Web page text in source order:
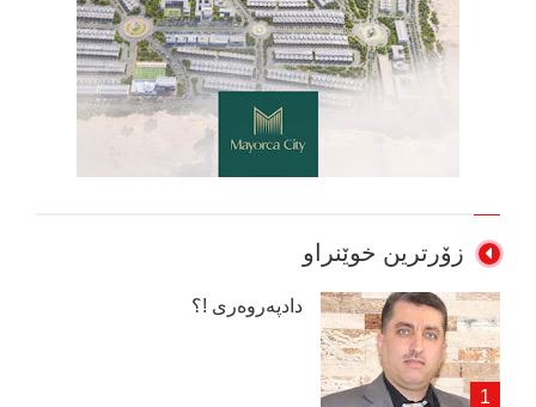
زۆرترین خوێنراو
دادپەروەری !؟